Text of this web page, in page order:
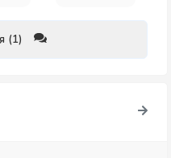
(1)